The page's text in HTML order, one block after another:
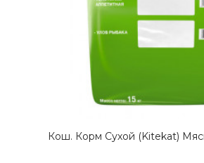
Кош. Корм Сухой (Kitekat)